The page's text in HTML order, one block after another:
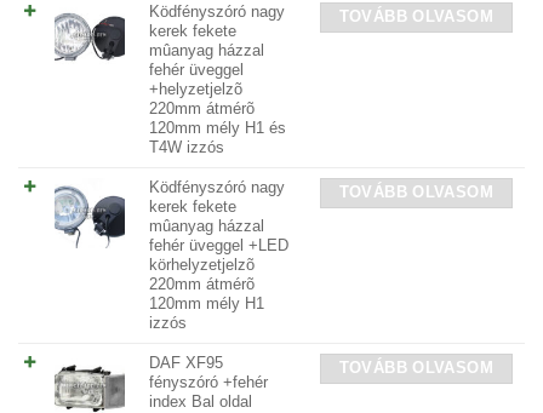
Ködfényszóró nagy
kerek fekete
mûanyag házzal
fehér üveggel
+helyzetjelzõ
220mm átmérõ
120mm mély H1 és
T4W izzós
TOVÁBB OLVASOM
Ködfényszóró nagy
kerek fekete
mûanyag házzal
fehér üveggel +LED
körhelyzetjelzõ
220mm átmérõ
120mm mély H1
izzós
TOVÁBB OLVASOM
DAF XF95
fényszóró +fehér
index Bal oldal
TOVÁBB OLVASOM